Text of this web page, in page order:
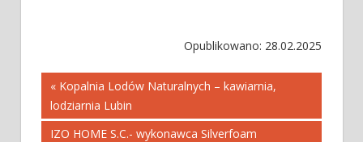
Opublikowano: 28.02.2025
Nawigacja
wpisu
« Kopalnia Lodów Naturalnych – kawiarnia,
lodziarnia Lubin
IZO HOME S.C.- wykonawca Silverfoam